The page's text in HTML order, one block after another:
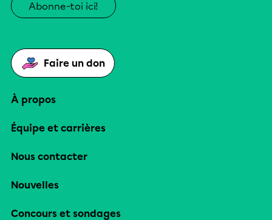
Abonne-toi ici!
Faire un don
À propos
Équipe et carrières
Nous contacter
Nouvelles
Concours et sondages